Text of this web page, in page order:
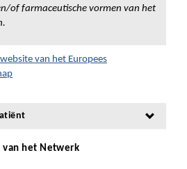
of farmaceutische vormen van het
van het Europees
het Netwerk